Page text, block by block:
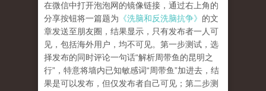
在微信中打开泡泡网的镜像链接，通过右上角的
分享按钮将一篇题为 《洗脑和反洗脑抗争》 的文
章发送至朋友圈，结果显示，只有发布者一人可
见，包括海外用户，均不可见。第一步测试，选
择发布的同时评论一句话“解析周带鱼的昆明之
行”，特意将墙内已知敏感词“周带鱼”加进去，结
果是可以发布，但仅发布者自己可见；第二步测